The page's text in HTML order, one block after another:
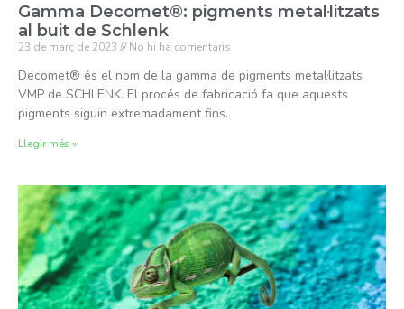
Gamma Decomet®: pigments metal·litzats
al buit de Schlenk
23 de març de 2023 No hi ha comentaris
Decomet® és el nom de la gamma de pigments metal·litzats
VMP de SCHLENK. El procés de fabricació fa que aquests
pigments siguin extremadament fins.
Llegir més »